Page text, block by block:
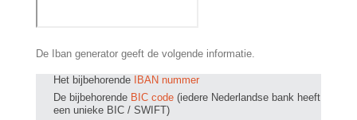
De Iban generator geeft de volgende informatie.
Het bijbehorende
IBAN nummer
De bijbehorende BIC code(iedere Nederlandse bank heeft
een unieke BIC / SWIFT)